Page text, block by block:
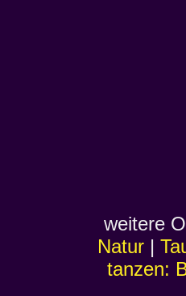
weitere
Natur |
tanzen: